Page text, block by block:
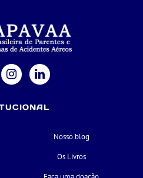
Nosso blog
Os Livros